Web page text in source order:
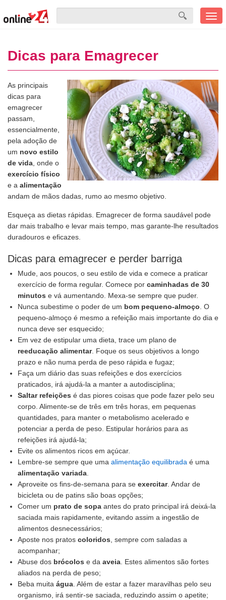
Dicas para Emagrecer
As principais
dicas para
emagrecer
passam,
essencialmente,
pela adoção de
um novo estilo
de vida , onde o
exercício físico
e a alimentação
andam de mãos dadas, rumo ao mesmo objetivo.
Esqueça as dietas rápidas. Emagrecer de forma saudável pode
dar mais trabalho e levar mais tempo, mas garante-lhe resultados
duradouros e eficazes.
Dicas para emagrecer e perder barriga
Mude, aos poucos, o seu estilo de vida e comece a praticar
exercício de forma regular. Comece por caminhadas de 30
minutos e vá aumentando. Mexa-se sempre que puder.
Nunca subestime o poder de um bom pequeno-almoço . O
pequeno-almoço é mesmo a refeição mais importante do dia e
nunca deve ser esquecido;
Em vez de estipular uma dieta, trace um plano de
reeducação alimentar. Foque os seus objetivos a longo
prazo e não numa perda de peso rápida e fugaz;
Faça um diário das suas refeições e dos exercícios
praticados, irá ajudá-la a manter a autodisciplina;
Saltar refeições é das piores coisas que pode fazer pelo seu
corpo. Alimente-se de três em três horas, em pequenas
quantidades, para manter o metabolismo acelerado e
potenciar a perda de peso. Estipular horários para as
refeições irá ajudá-la;
Evite os alimentos ricos em açúcar.
Lembre-se sempre que uma alimentação equilibrada é uma
alimentação variada
Aproveite os fins-de-semana para se exercitar. Andar de
bicicleta ou de patins são boas opções;
Comer um prato de sopa antes do prato principal irá deixá-la
saciada mais rapidamente, evitando assim a ingestão de
alimentos desnecessários;
Aposte nos pratos coloridos , sempre com saladas a
acompanhar;
Abuse dos brócolos e da aveia . Estes alimentos são fortes
aliados na perda de peso;
Beba muita água . Além de estar a fazer maravilhas pelo seu
organismo, irá sentir-se saciada, reduzindo assim o apetite;